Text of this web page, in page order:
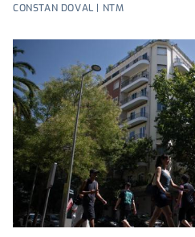
CONSTAN DOVAL | NTM